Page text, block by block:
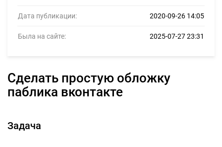
Дата публикации: 2020-09-26 14:05
Была на сайте: 2025-07-27 23:31
сделать простую обложку
паблика вконтакте
Задача